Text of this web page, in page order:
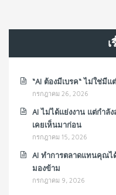
“AI ต้องมีเบรค“ ไม่ใช่มีแ
กรกฎาคม 26, 2026
AI ไม่ได้แย่งงาน แต่กำลั
เคยเห็นมาก่อน
กรกฎาคม 15, 2026
AI ทำการตลาดแทนคุณไ
มองข้าม
กรกฎาคม 9, 2026